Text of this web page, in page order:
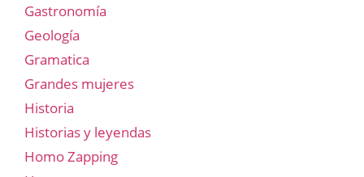
Gastronomía
Geología
Gramatica
Grandes mujeres
Historia
Historias y leyendas
Homo Zapping